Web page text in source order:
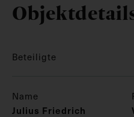
Beteiligte
Name
Julius Friedrich